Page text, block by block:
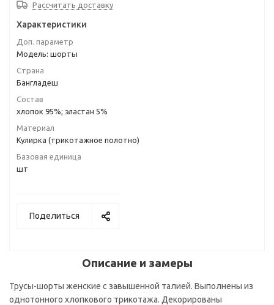
Рассчитать доставку
Характеристики
Доп. параметр
Модель: шорты
Страна
Бангладеш
Состав
хлопок 95%; эластан 5%
Материал
Кулирка (трикотажное полотно)
Базовая единица
шт
Поделиться
Описание и замеры
Трусы-шорты женские с завышенной талией. Выполнены из
однотонного хлопкового трикотажа. Декорированы